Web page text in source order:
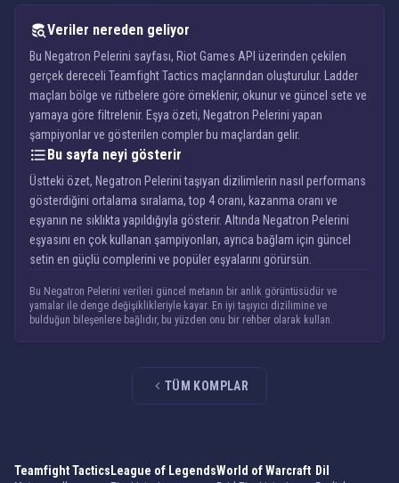
Veriler nereden geliyor
Bu Negatron Pelerini sayfası, Riot Games API üzerinden çekilen
gerçek dereceli Teamfight Tactics maçlarından oluşturulur. Ladder
maçları bölge ve rütbelere göre örneklenir, okunur ve güncel sete ve
yamaya göre filtrelenir. Eşya özeti, Negatron Pelerini yapan
şampiyonlar ve gösterilen compler bu maçlardan gelir.
Bu sayfa neyi gösterir
Üstteki özet, Negatron Pelerini taşıyan dizilimlerin nasıl performans
gösterdiğini ortalama sıralama, top 4 oranı, kazanma oranı ve
eşyanın ne sıklıkta yapıldığıyla gösterir. Altında Negatron Pelerini
eşyasını en çok kullanan şampiyonları, ayrıca bağlam için güncel
setin en güçlü complerini ve popüler eşyalarını görürsün.
Bu Negatron Pelerini verileri güncel metanın bir anlık görüntüsüdür ve
yamalar ile denge değişiklikleriyle kayar. En iyi taşıyıcı dizilimine ve
bulduğun bileşenlere bağlıdır, bu yüzden onu bir rehber olarak kullan.
TÜM KOMPLAR
Teamfight Tactics League of LegendsWorld of Warcraft Dil